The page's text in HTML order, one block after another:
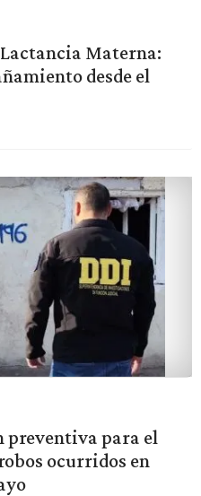
Materna:
desde el
para el
ocurridos en